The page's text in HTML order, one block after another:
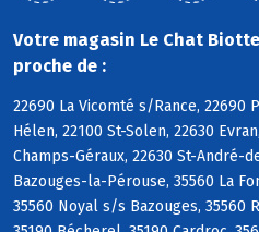
Votre magasin Le Chat
proche de :
22690 La Vicomté s/Rance, 22690
Hélen, 22100 St-Solen, 22630
Champs-Géraux, 22630 St-André-
Bazouges-la-Pérouse, 35560 La
35560 Noyal s/s Bazouges, 35560